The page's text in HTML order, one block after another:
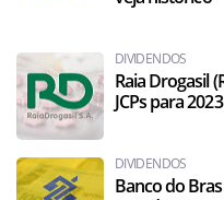
DIVIDENDOS
Raia Drogasil
JCPs para 2023
DIVIDENDOS
Banco do